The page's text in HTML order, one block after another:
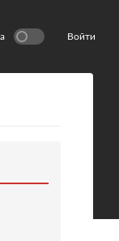
Войти